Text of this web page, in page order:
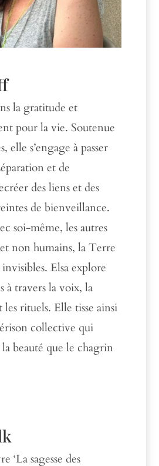
la gratitude et
pour la vie. Soutenue
elle s’engage à passer
et de
des liens et des
de bienveillance.
soi-même, les autres
etnon humains, laTerre
.Elsa explore
à travers la voix, la
les rituels. Elle tisse ainsi
collective qui
beauté que le chagrin
‘La sagesse des